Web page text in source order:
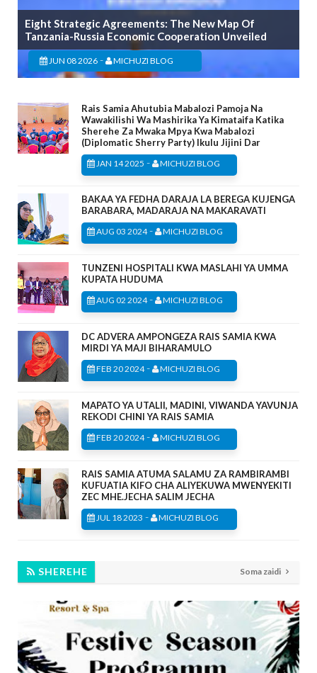
Eight Strategic Agreements: The New Map Of
Tanzania-Russia Economic Cooperation Unveiled
JUN 08 2026 - MICHUZI BLOG
Rais Samia Ahutubia Mabalozi Pamoja Na
Wawakilishi Wa Mashirika Ya Kimataifa Katika
Sherehe Za Mwaka Mpya Kwa Mabalozi
(Diplomatic Sherry Party) Ikulu Jijini Dar
JAN 14 2025 - MICHUZI BLOG
BAKAA YA FEDHA DARAJA LA BEREGA KUJENGA
BARABARA, MADARAJA NA MAKARAVATI
AUG 03 2024- MICHUZI BLOG
TUNZENI HOSPITALI KWA MASLAHI YA UMMA
KUPATA HUDUMA
AUG 02 2024- MICHUZI BLOG
DC ADVERA AMPONGEZA RAIS SAMIA KWA
MIRDI YA MAJI BIHARAMULO
FEB 20 2024- MICHUZI BLOG
MAPATO YA UTALII, MADINI, VIWANDA YAVUNJA
REKODI CHINI YA RAIS SAMIA
FEB 20 2024- MICHUZI BLOG
RAIS SAMIA ATUMA SALAMU ZA RAMBIRAMBI
KUFUATIA KIFO CHA ALIYEKUWA MWENYEKITI
ZEC MHE.JECHA SALIM JECHA
JUL 18 2023 - MICHUZI BLOG
SHEREHE Soma zaidi